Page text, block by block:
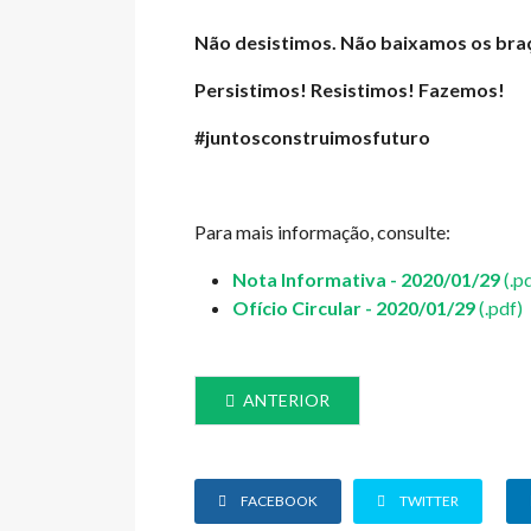
Não desistimos. Não baixamos os
Persistimos! Resistimos! Fazemos!
#juntosconstruimosfuturo
Para mais informação, consulte:
Nota Informativa - 2020/01/29
Ofício Circular - 2020/01/29(.pdf)
ARTIGO ANTERIOR: TÉCNICOS
ANTERIOR
FACEBOOK TWITTER